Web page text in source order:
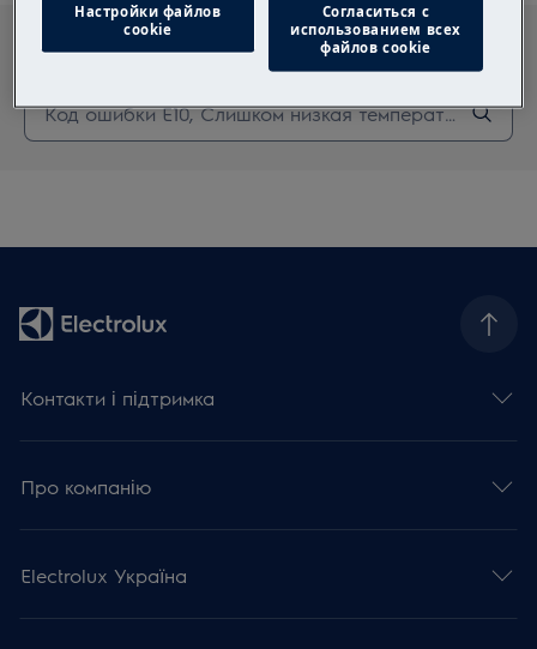
Ищите среди наших статей поддержки
Контакти і підтримка
Про компанію
Electrolux Україна
Настройки файлов
cookie
Согласиться с
использованием всех
файлов cookie